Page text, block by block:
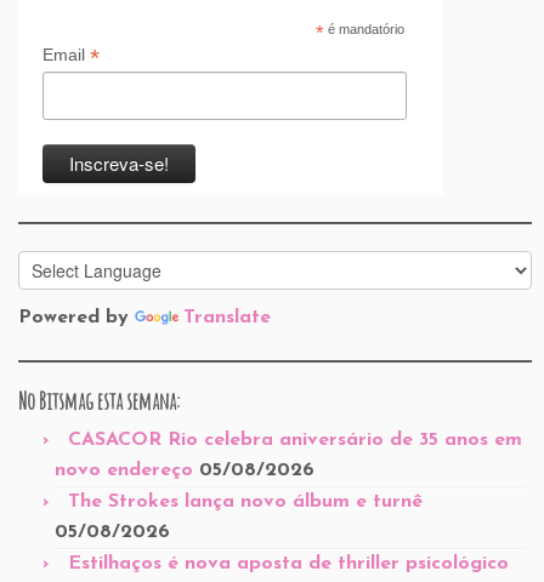
*é mandatório
Email *
Powered by Translate
No Bitsmag esta semana:
CASACOR Rio celebra aniversário de 35 anos em
novo endereço 05/08/2026
The Strokes lança novo álbum e turnê
05/08/2026
Estilhaços é nova aposta de thriller psicológico